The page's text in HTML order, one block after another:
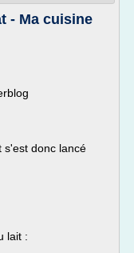
- Ma cuisine
s'est donc lancé
lait :